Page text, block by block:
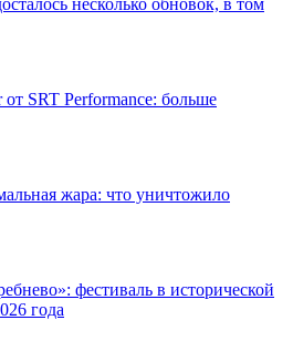
SRT Performance: больше
жара: что уничтожило
фестиваль в исторической
года